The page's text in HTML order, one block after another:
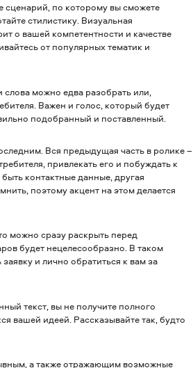
по которому вы сможете
стилистику. Визуальная
о вашей компетентности и качестве
от популярных тематик и
можно едва разобрать или,
Важен и голос, который будет
подобранный и поставленный.
Вся предыдущая часть в ролике –
привлекать его и побуждать к
контактные данные, другая
поэтому акцент на этом делается
можно сразу раскрыть перед
будет нецелесообразно. В таком
и лично обратиться к вам за
текст, вы не получите полного
вашей идеей. Рассказывайте так, будто
а также отражающим возможные